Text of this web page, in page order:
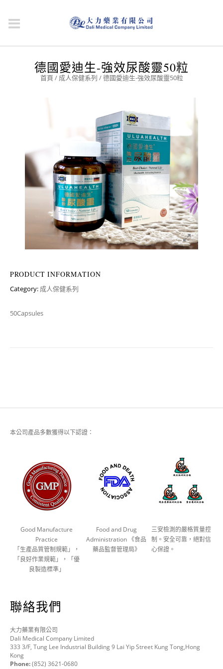
德國愛迪生-強效尿酸靈50粒
首頁 / 成人保健系列 / 德國愛迪生-強效尿酸靈50粒
PRODUCT INFORMATION
Category: 成人保健系列
50Capsules
本公司產品多數獲得以下認證：
Good Manufacture
Practice
「生產品質管制規範」，
「良好作業規範」，「優
良製造標準」
Food and Drug
Administration 《食品
藥品監督管理局》
三安檢測的嚴格質量控
制。安全可靠，絕對信
心保證。
聯絡我們
大力藥業有限公司
Dali Medical Company Limited
333 3/F, Tung Lee Industrial Building 9 Lai Yip Street Kung Tong,Hong
Kong
Phone:(852) 3621-0680